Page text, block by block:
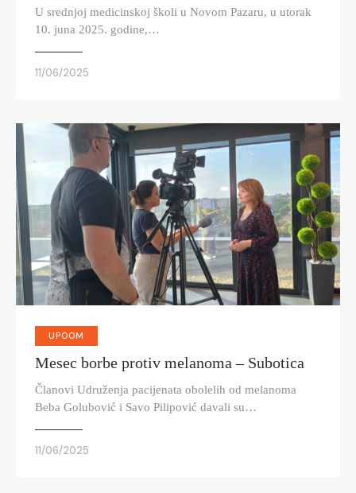
U srednjoj medicinskoj školi u Novom Pazaru, u utorak
10. juna 2025. godine,…
11/06/2025
UPOOM
Mesec borbe protiv melanoma – Subotica
Članovi Udruženja pacijenata obolelih od melanoma
Beba Golubović i Savo Pilipović davali su…
11/06/2025